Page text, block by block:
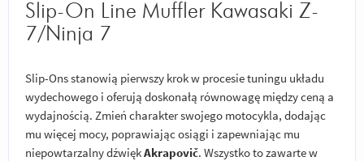
Slip-On Line Muffler Kawasaki Z-
7/Ninja 7
Slip-Ons stanowią pierwszy krok w procesie tuningu układu
wydechowego i oferują doskonałą równowagę między ceną a
wydajnością. Zmień charakter swojego motocykla, dodając
mu więcej mocy, poprawiając osiągi i zapewniając mu
niepowtarzalny dźwiękAkrapovič. Wszystko to zawarte w